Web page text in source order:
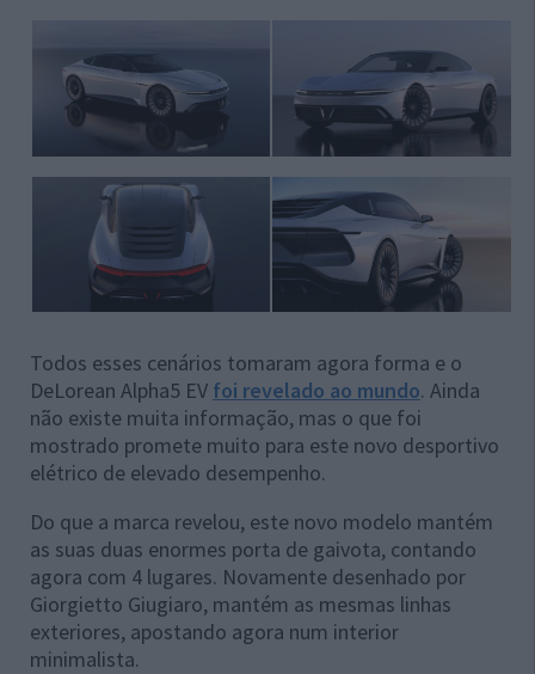
Todos esses cenários tomaram agora forma e o
DeLorean Alpha5 EV foi revelado ao mundo. Ainda
não existe muita informação, mas o que foi
mostrado promete muito para este novo desportivo
elétrico de elevado desempenho.
Do que a marca revelou, este novo modelo mantém
as suas duas enormes porta de gaivota, contando
agora com 4 lugares. Novamente desenhado por
Giorgietto Giugiaro, mantém as mesmas linhas
exteriores, apostando agora num interior
minimalista.